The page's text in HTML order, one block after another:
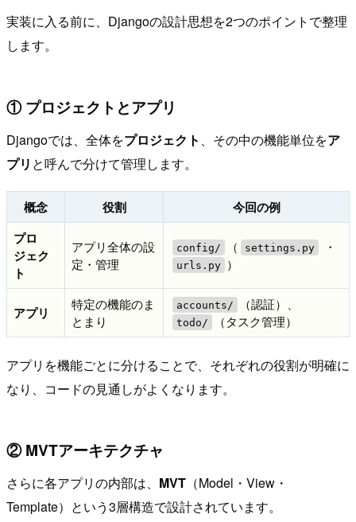
実装に入る前に、Djangoの設計思想を2つのポイントで整理
します。
① プロジェクトとアプリ
Djangoでは、全体をプロジェクト 、その中の機能単位をア
プリ と呼んで分けて管理します。
概念 役割
今回の例
プロ
ジェク
ト
アプリ全体の設
定・管理
config/ （ settings.py ・
urls.py ）
アプリ
特定の機能のま
とまり
accounts/ （認証）、
todo/ （タスク管理）
アプリを機能ごとに分けることで、それぞれの役割が明確に
なり、コードの見通しがよくなります。
② MVTアーキテクチャ
さらに各アプリの内部は、 MVT （Model・View・
Template）という3層構造で設計されています。